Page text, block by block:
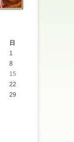
日
1
8
15
22
29